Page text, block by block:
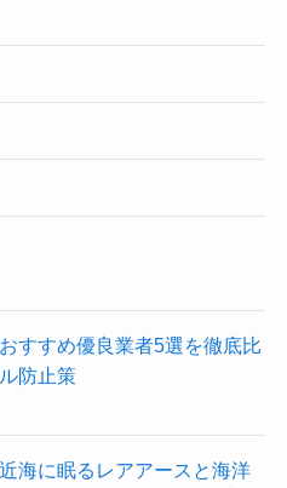
すすめ優良業者5選を徹底比
防止策
海に眠るレアアースと海洋